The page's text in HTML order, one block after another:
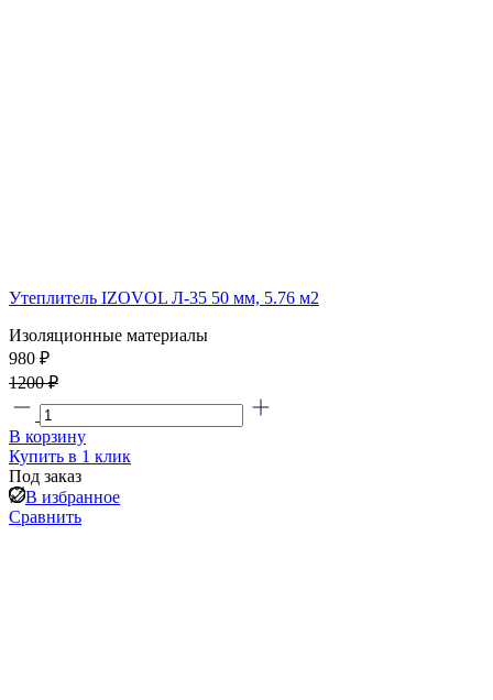
Утеплитель IZOVOL Л-35 50 мм, 5.76 м2
Изоляционные материалы
980 ₽
1200 ₽
В корзину
Купить в 1 клик
Под заказ
В избранное
Сравнить